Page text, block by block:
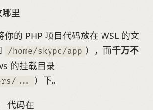
里
你的 PHP 项目代码放在 WSL 的文
/home/skypc/app ），而千万不
的挂载目录
... ）下。
代码在